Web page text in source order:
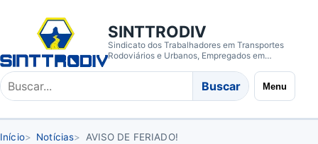
SINTTRODIV
Sindicato dos Trabalhadores em Transportes
Rodoviários e Urbanos, Empregados em
de Passageiros de Divinópolis/MG
Buscar
no
site
Buscar Menu
Início Notícias AVISO DE FERIADO!